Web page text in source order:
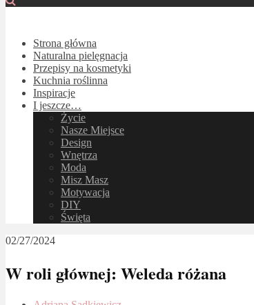
Strona główna
Naturalna pielęgnacja
Przepisy na kosmetyki
Kuchnia roślinna
Inspiracje
I jeszcze…
Życie
Nasze Miejsce
Design
Wnętrza
Moda
Misz Masz
Motywacja
DIY
Święta
02/27/2024
W roli głównej: Weleda różana